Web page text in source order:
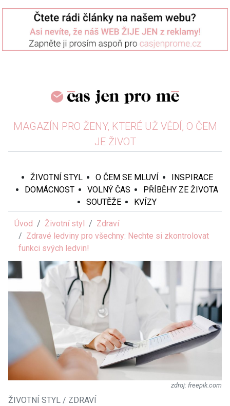
MAGAZÍN PRO ŽENY, KTERÉ UŽ VĚDÍ, O ČEM
JE ŽIVOT
ŽIVOTNÍ STYL O ČEM SE MLUVÍ
INSPIRACE
DOMÁCNOST
VOLNÝ ČAS
PŘÍBĚHY ZE ŽIVOTA
SOUTĚŽE
KVÍZY
Úvod Životní styl
Zdraví
Zdravé ledviny pro všechny: Nechte si zkontrolovat
funkci svých ledvin!
freepik.com
ŽIVOTNÍ STYL / ZDRAVÍ